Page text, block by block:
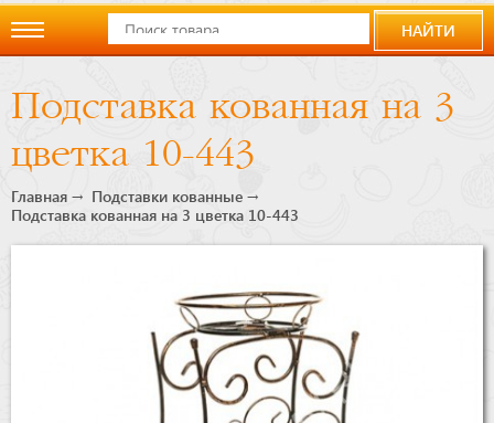
компании
Новости
НАЙТИ
Подставка кованная на 3
цветка 10-443
Главная
Подставки кованные
Подставка кованная на 3 цветка 10-443